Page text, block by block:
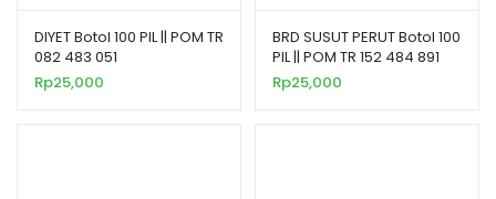
DIYET Botol 100 PIL || POM TR
082 483 051
Rp25,000
BRD SUSUT PERUT Botol 100
PIL || POM TR 152 484 891
Rp25,000